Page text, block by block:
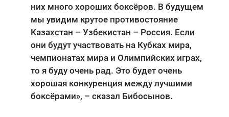
них много хороших боксёров. В будущем
мы увидим крутое противостояние
Казахстан – Узбекистан – Россия. Если
они будут участвовать на Кубках мира,
чемпионатах мира и Олимпийских играх,
то я буду очень рад. Это будет очень
хорошая конкуренция между лучшими
боксёрами», – сказал Бибосынов.